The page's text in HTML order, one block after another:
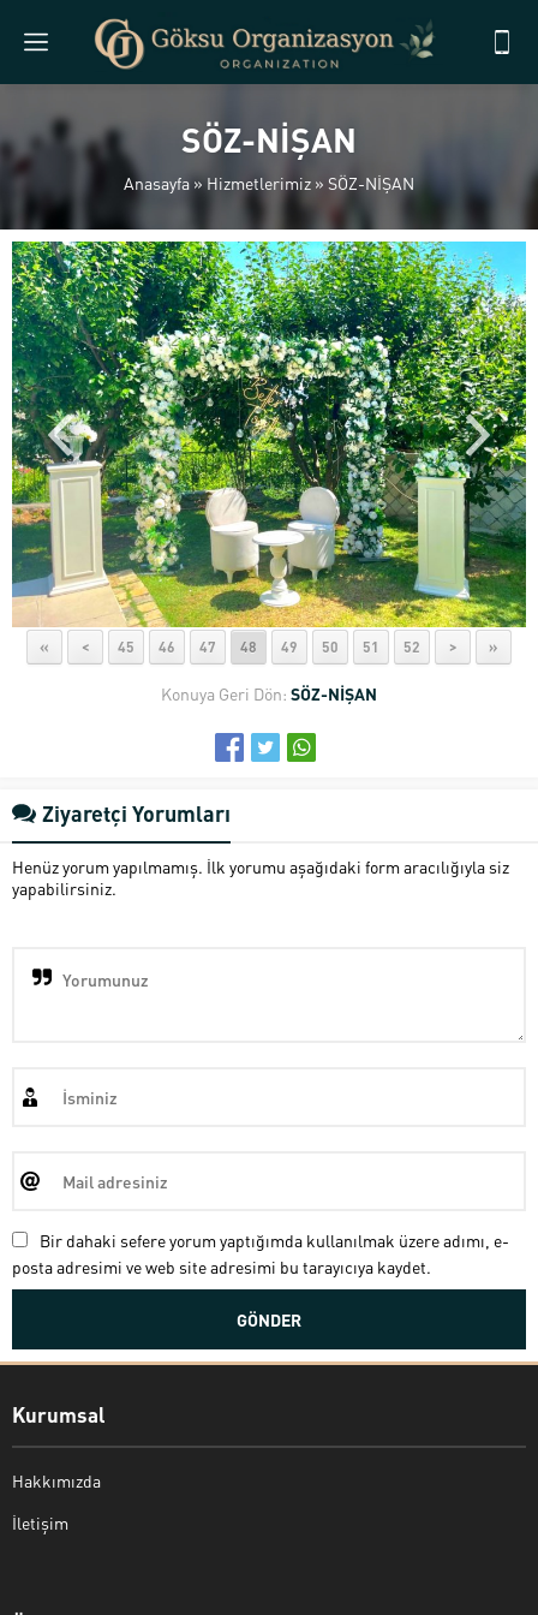
SÖZ-NİŞAN
Anasayfa »Hizmetlerimiz » SÖZ-NİŞAN
« < 45 46 47 48 49 50 51 52 > »
Konuya Geri Dön: SÖZ-NİŞAN
Ziyaretçi Yorumları
Henüz yorum yapılmamış. İlk yorumu aşağıdaki form aracılığıyla siz
yapabilirsiniz.
Bir dahaki sefere yorum yaptığımda kullanılmak üzere adımı, e-
posta adresimi ve web site adresimi bu tarayıcıya kaydet.
Kurumsal
Hakkımızda
İletişim